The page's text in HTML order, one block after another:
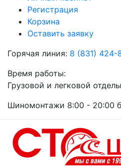
Регистрация
Корзина
Оставить заявку
Горячая линия: 8 (831) 424-
Время работы:
Грузовой и легковой
Шиномонтажи 8:00 - 20:00